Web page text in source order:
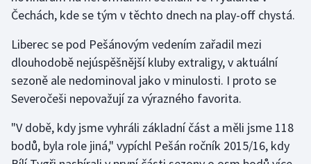
Gymnastika
Házená
Jezdectví
Krasobruslení
Čechách, kde se tým v těchto dnech na play-off chystá.
Liberec se pod Pešánovým vedením zařadil mezi
dlouhodobě nejúspěšnější kluby extraligy, v aktuální
sezoně ale nedominoval jako v minulosti. I proto se
Severočeši nepovažují za výrazného favorita.
"V době, kdy jsme vyhráli základní část a měli jsme 118
bodů, byla role jiná," vypíchl Pešán ročník 2015/16, kdy